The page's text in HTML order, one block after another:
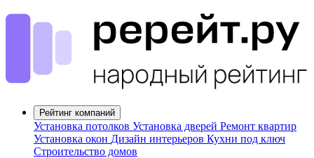
Рейтинг компаний
Установка потолков Установка дверей Ремонт квартир
Установка окон Дизайн интерьеров Кухни под ключ
Строительство домов